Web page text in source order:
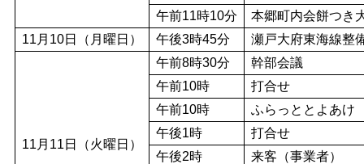
午前11時10分
本郷町内会餅つき
11月10日（月曜日）
午後3時45分 瀬戸大府東海線整
11月11日（火曜日）
午前8時30分
幹部会議
午前10時
打合せ
午前10時
ふらっととよあけ
午後1時
打合せ
午後2時
来客（事業者）